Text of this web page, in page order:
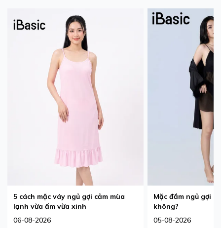
5 cách mặc váy ngủ gợi cảm mùa
lạnh vừa ấm vừa xinh
06-08-2026
Mặc đầm ngủ gợi
không?
05-08-2026